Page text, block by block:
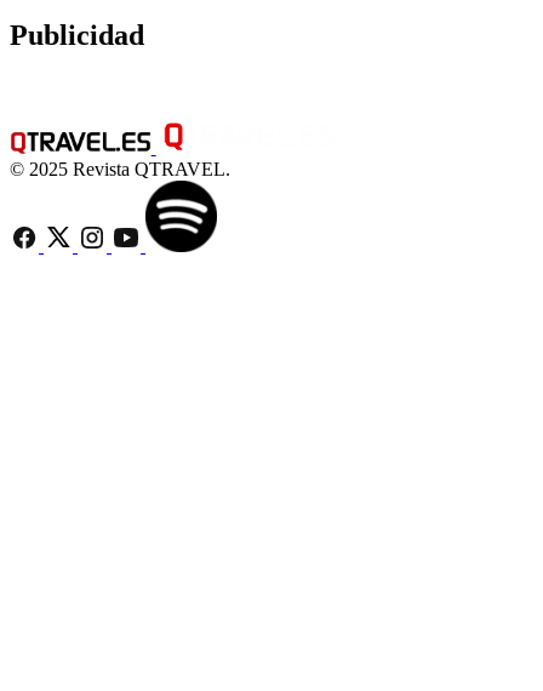
Publicidad
© 2025 Revista QTRAVEL.